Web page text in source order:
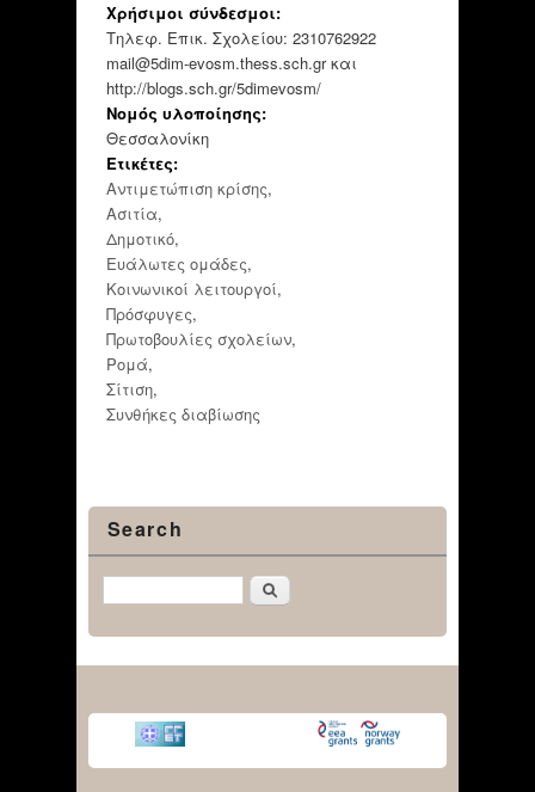
Χρήσιμοι σύνδεσμοι:
Τηλεφ. Επικ. Σχολείου: 2310762922
mail@5dim-evosm.thess.sch.gr και
http://blogs.sch.gr/5dimevosm/
Νομός υλοποίησης:
Θεσσαλονίκη
Ετικέτες:
Αντιμετώπιση κρίσης,
Ασιτία,
Δημοτικό,
Ευάλωτες ομάδες,
Κοινωνικοί λειτουργοί,
Πρόσφυγες,
Πρωτοβουλίες σχολείων,
Ρομά,
Σίτιση,
Συνθήκες διαβίωσης
Search
Αναζήτηση